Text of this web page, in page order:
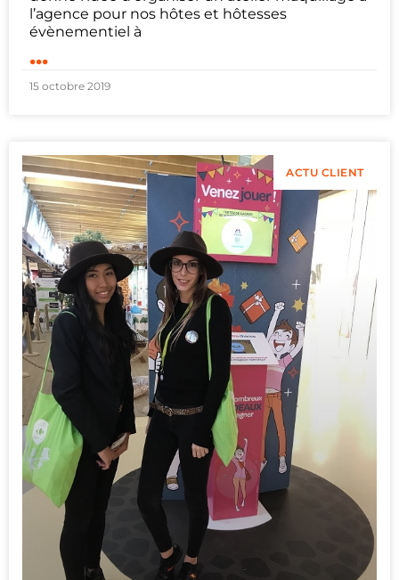
l’agence pour nos hôtes et hôtesses
évènementiel à
...
15 octobre 2019
ACTU CLIENT